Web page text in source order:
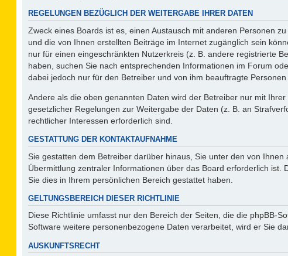
REGELUNGEN BEZÜGLICH DER WEITERGABE IHRER DATEN
Zweck eines Boards ist es, einen Austausch mit anderen Personen
und die von Ihnen erstellten Beiträge im Internet zugänglich sein
nur für einen eingeschränkten Nutzerkreis (z. B. andere registrierte
haben, suchen Sie nach entsprechenden Informationen im Forum
dabei jedoch nur für den Betreiber und von ihm beauftragte
Andere als die oben genannten Daten wird der Betreiber nur mit
gesetzlicher Regelungen zur Weitergabe der Daten (z. B. an
rechtlicher Interessen erforderlich sind.
GESTATTUNG DER KONTAKTAUFNAHME
Sie gestatten dem Betreiber darüber hinaus, Sie unter den von
Übermittlung zentraler Informationen über das Board erforderlich
Sie dies in Ihrem persönlichen Bereich gestattet haben.
GELTUNGSBEREICH DIESER RICHTLINIE
Diese Richtlinie umfasst nur den Bereich der Seiten, die die phpBB-
Software weitere personenbezogene Daten verarbeitet, wird er Sie
AUSKUNFTSRECHT